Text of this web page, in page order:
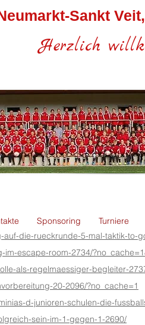
Sankt
Herzlich
Sponsoring Turniere
die-rueckrunde-5-mal-taktik-
escape-room-2734/
als-regelmaessiger-begleiter-
20-2096/?no_cache=1
d-junioren-schulen-die-
sein-im-1-gegen-1-2690/